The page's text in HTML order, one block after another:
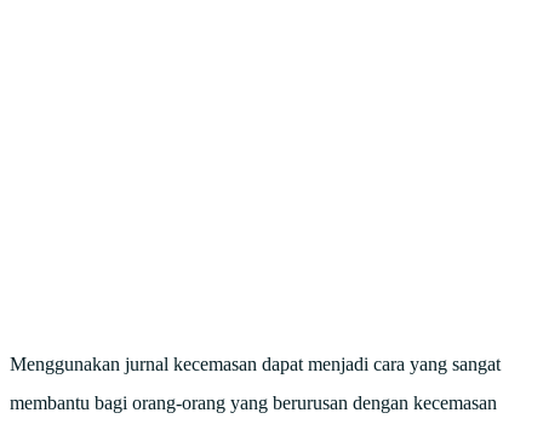
Menggunakan jurnal kecemasan dapat menjadi cara yang sangat
membantu bagi orang-orang yang berurusan dengan kecemasan